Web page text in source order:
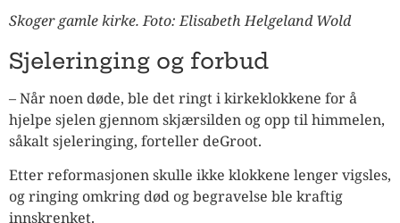
Skoger gamle kirke. Foto: Elisabeth Helgeland Wold
Sjeleringing og forbud
– Når noen døde, ble det ringt i kirkeklokkene for å
hjelpe sjelen gjennom skjærsilden og opp til himmelen,
såkalt sjeleringing, forteller deGroot.
Etter reformasjonen skulle ikke klokkene lenger vigsles,
og ringing omkring død og begravelse ble kraftig
innskrenket.